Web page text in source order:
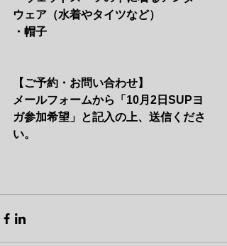
ウェア（水着やタイツなど）
・帽子
【ご予約・お問い合わせ】
メールフォームから「10月2日SUPヨ
ガ参加希望」と記入の上、送信くださ
い。